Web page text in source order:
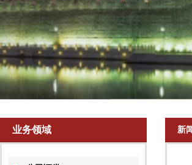
业务领域 新